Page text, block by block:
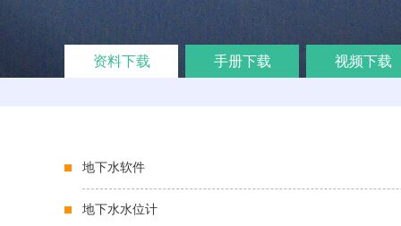
资料下载 手册下载 视频下载
地下水软件
地下水水位计